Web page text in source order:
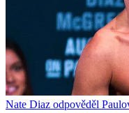
Nate Diaz odpověděl